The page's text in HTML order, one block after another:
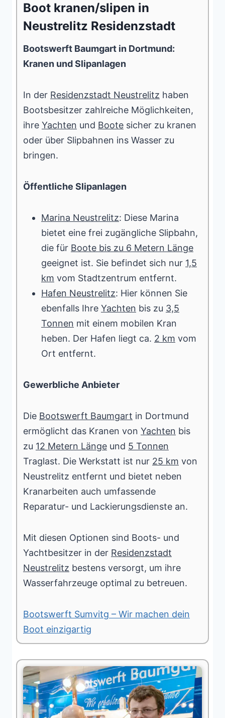
Boot kranen/slipen in
Neustrelitz Residenzstadt
Bootswerft Baumgart in Dortmund:
Kranen und Slipanlagen
In der Residenzstadt Neustrelitz haben
Bootsbesitzer zahlreiche Möglichkeiten,
ihre Yachten und Boote sicher zu kranen
oder über Slipbahnen ins Wasser zu
bringen.
Öffentliche Slipanlagen
Marina Neustrelitz: Diese Marina
bietet eine frei zugängliche Slipbahn,
die für Boote bis zu 6 Metern Länge
geeignet ist. Sie befindet sich nur 1,5
km vom Stadtzentrum entfernt.
Hafen Neustrelitz: Hier können Sie
ebenfalls Ihre Yachten bis zu 3,5
Tonnen mit einem mobilen Kran
heben. Der Hafen liegt ca. 2 km vom
Ort entfernt.
Gewerbliche Anbieter
Die Bootswerft Baumgart in Dortmund
ermöglicht das Kranen von Yachten bis
zu 12 Metern Länge und 5 Tonnen
Traglast. Die Werkstatt ist nur 25 km von
Neustrelitz entfernt und bietet neben
Kranarbeiten auch umfassende
Reparatur- und Lackierungsdienste an.
Mit diesen Optionen sind Boots- und
Yachtbesitzer in der Residenzstadt
Neustrelitz bestens versorgt, um ihre
Wasserfahrzeuge optimal zu betreuen.
Bootswerft Sumvitg – Wir machen dein
Boot einzigartig